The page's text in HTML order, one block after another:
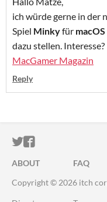
ich würde gerne in der
Spiel Minkyfür macOS
dazu stellen. Interesse?
MacGamer Magazin
Reply
ITCH.IO ON
ITCH.IO ON
ABOUT FAQ
Copyright © 2026 itch